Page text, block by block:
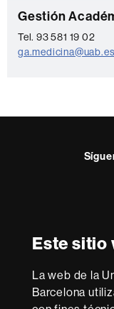
Este sitio
La web de la
Barcelona
C
o
n
c
Gestión
Tel. 93 581 19 02
ga.medicina@uab.es